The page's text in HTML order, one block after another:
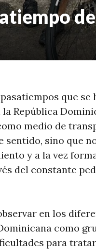
que
República
medio de
sentido, sino que
y a la vez
del constante
en los
como
para